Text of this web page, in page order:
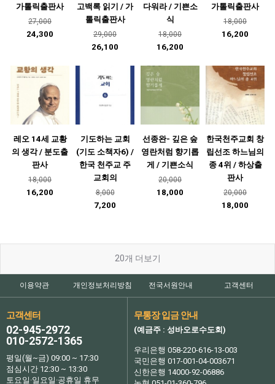
가톨릭출판사
27,000
24,300
고백록 읽기 / 가
톨릭출판사
29,000
26,100
다워라 / 기쁜소
식
18,000
16,200
가톨릭출판사
18,000
16,200
레오 14세 교황
의 생각 / 분도출
판사
18,000
16,200
기도하는 교회
(기도 소책자6) /
한국 천주교 주
교회의
8,000
7,200
선종완- 깊은 숲
영란처럼 향기롭
게 / 기쁜소식
20,000
18,000
한국천주교회 창
립선조 하느님의
종 4위 / 하상출
판사
20,000
18,000
20개 더보기
이용약관 개인정보처리방침 전국서원안내 고객센터
고객센터
02-945-2972
010-2572-1365
평일(월~금) 09:00 ~ 17:30
점심시간 12:30 ~ 13:30
토요일·일요일·공휴일 휴무
무통장 입금 안내
(예금주 : 성바오로수도회)
우리은행 058-220-616-13-003
국민은행 017-001-04-003671
신한은행 14000-92-06886